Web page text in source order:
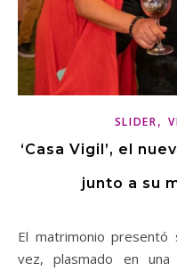
SLIDER,
‘Casa Vigil’, el
junto a su
El matrimonio presentó su más reciente proyecto, esta
vez, plasmado en